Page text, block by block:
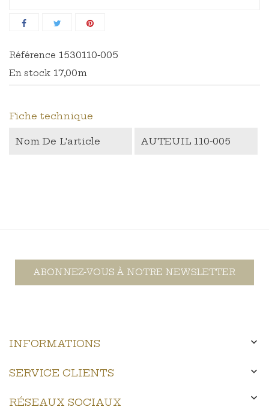
Référence 1530110-005
En stock 17,00m
Fiche technique
Nom De L'article AUTEUIL 110-005
ABONNEZ-VOUS À NOTRE NEWSLETTER
INFORMATIONS 
SERVICE CLIENTS 
RÉSEAUX SOCIAUX 